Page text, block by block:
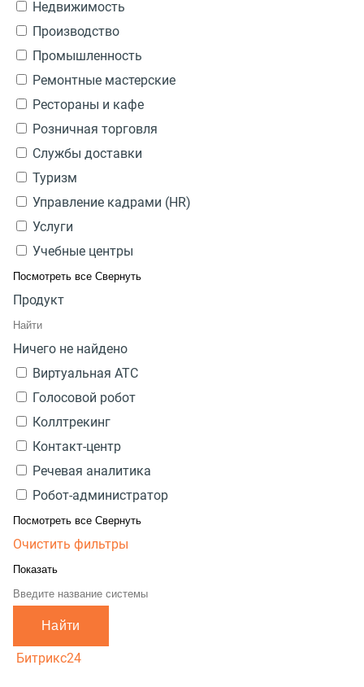
Недвижимость
Производство
Промышленность
Ремонтные мастерские
Рестораны и кафе
Розничная торговля
Службы доставки
Туризм
Управление кадрами (HR)
Услуги
Учебные центры
Посмотреть все Свернуть
Продукт
Ничего не найдено
Виртуальная АТС
Голосовой робот
Коллтрекинг
Контакт-центр
Речевая аналитика
Робот-администратор
Посмотреть все Свернуть
Очистить фильтры
Показать
Найти
Битрикс24